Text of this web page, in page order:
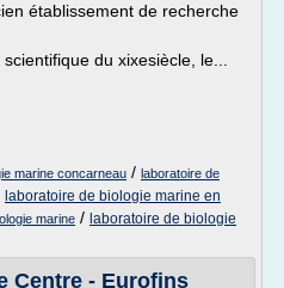
établissement de recherche
du xixesiècle, le...
marine concarneau / laboratoire de
laboratoire de biologie marine en
marine / laboratoire de biologie
Centre - Eurofins